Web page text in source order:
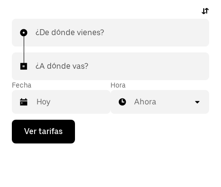
¿De dónde vienes?
¿A dónde vas?
Fecha
Presiona
flecha
Hora
Ahora
Ver tarifas